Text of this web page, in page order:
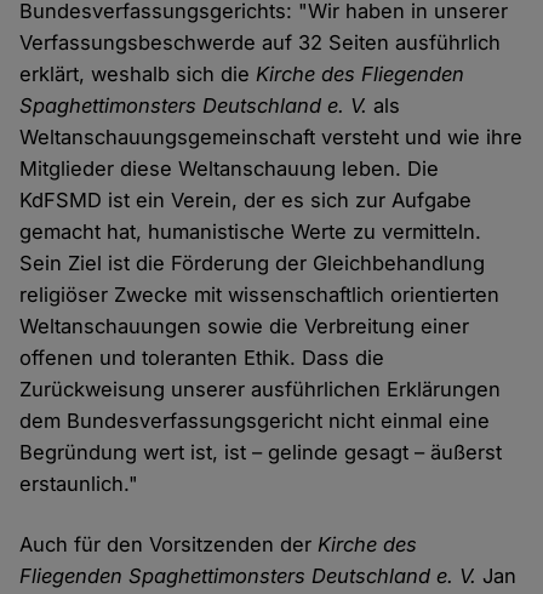
Bundesverfassungsgerichts: "Wir haben in unserer
Verfassungsbeschwerde auf 32 Seiten ausführlich
erklärt, weshalb sich dieKirche des Fliegenden
Spaghettimonsters Deutschland e. V. als
Weltanschauungsgemeinschaft versteht und wie ihre
Mitglieder diese Weltanschauung leben. Die
KdFSMD ist ein Verein, der es sich zur Aufgabe
gemacht hat, humanistische Werte zu vermitteln.
Sein Ziel ist die Förderung der Gleichbehandlung
religiöser Zwecke mit wissenschaftlich orientierten
Weltanschauungen sowie die Verbreitung einer
offenen und toleranten Ethik. Dass die
Zurückweisung unserer ausführlichen Erklärungen
dem Bundesverfassungsgericht nicht einmal eine
Begründung wert ist, ist – gelinde gesagt – äußerst
erstaunlich."
Auch für den Vorsitzenden derKirche des
Fliegenden Spaghettimonsters Deutschland e. V. Jan